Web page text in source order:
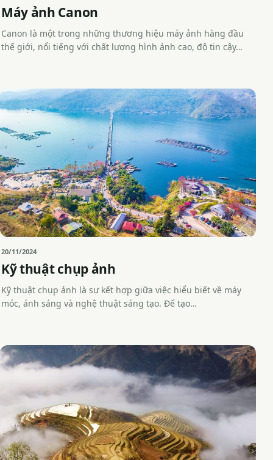
Máy ảnh Canon
Canon là một trong những thương hiệu máy ảnh hàng đầu
thế giới, nổi tiếng với chất lượng hình ảnh cao, độ tin cậy…
20/11/2024
Kỹ thuật chụp ảnh
Kỹ thuật chụp ảnh là sự kết hợp giữa việc hiểu biết về máy
móc, ánh sáng và nghệ thuật sáng tạo. Để tạo…